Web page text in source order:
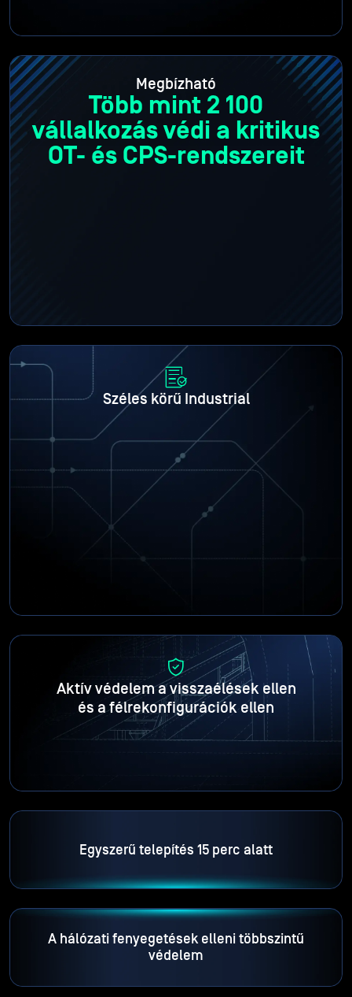
Megbízható
Több mint 2 100
vállalkozás védi a kritikus
OT- és CPS-rendszereit
Széles körű Industrial
Aktív védelem a visszaélések ellen
és a félrekonfigurációk ellen
Egyszerű telepítés 15 perc alatt
A hálózati fenyegetések elleni többszintű
védelem